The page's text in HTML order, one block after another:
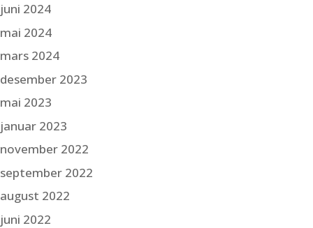
juni 2024
mai 2024
mars 2024
desember 2023
mai 2023
januar 2023
november 2022
september 2022
august 2022
juni 2022